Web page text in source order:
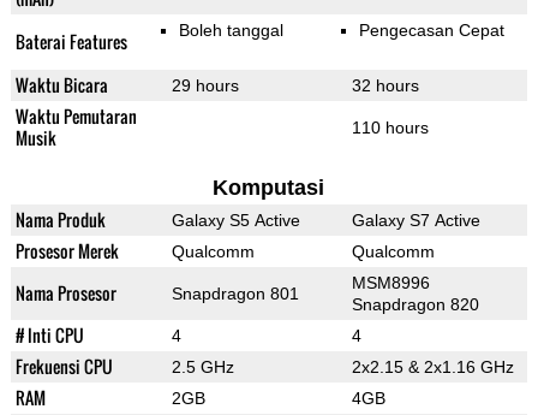
Baterai Features
Boleh tanggal Pengecasan Cepat
Waktu Bicara 29 hours 32 hours
Waktu Pemutaran
Musik
110 hours
Komputasi
Nama Produk Galaxy S5 Active Galaxy S7 Active
Prosesor Merek Qualcomm Qualcomm
Nama Prosesor Snapdragon 801
MSM8996
Snapdragon 820
# Inti CPU 4 4
Frekuensi CPU 2.5 GHz 2x2.15 & 2x1.16 GHz
RAM 2GB 4GB